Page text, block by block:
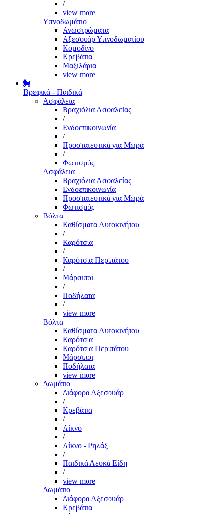
/
view more
Υπνοδωμάτιο
Ανωστρώματα
Αξεσουάρ Υπνοδωματίου
Κομοδίνο
Κρεβάτια
Μαξιλάρια
view more
Βρεφικά - Παιδικά
Ασφάλεια
Βραχιόλια Ασφαλείας
/
Ενδοεπικοινωνία
/
Προστατευτικά για Μωρά
/
Φωτισμός
Ασφάλεια
Βραχιόλια Ασφαλείας
Ενδοεπικοινωνία
Προστατευτικά για Μωρά
Φωτισμός
Βόλτα
Καθίσματα Αυτοκινήτου
/
Καρότσια
/
Καρότσια Περιπάτου
/
Μάρσιποι
/
Ποδήλατα
/
view more
Βόλτα
Καθίσματα Αυτοκινήτου
Καρότσια
Καρότσια Περιπάτου
Μάρσιποι
Ποδήλατα
view more
Δωμάτιο
Διάφορα Αξεσουάρ
/
Κρεβάτια
/
Λίκνο
/
Λίκνο - Ρηλάξ
/
Παιδικά Λευκά Είδη
/
view more
Δωμάτιο
Διάφορα Αξεσουάρ
Κρεβάτια